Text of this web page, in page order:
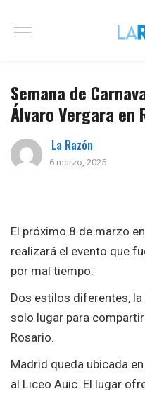
Semana de
Álvaro Vergara en
La Razón
6 marzo, 2025
El próximo 8 de marzo
realizará el evento que
por mal tiempo:
Dos estilos diferentes,
solo lugar para
Rosario.
Madrid queda ubicada
al Liceo Auic. El lugar